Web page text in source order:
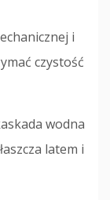
i
czystość
wodna
latem i